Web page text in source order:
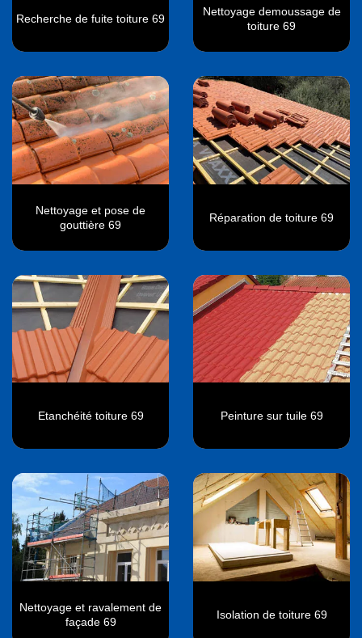
Recherche de fuite toiture 69
Nettoyage demoussage de
toiture 69
Nettoyage et pose de
gouttière 69
Réparation de toiture 69
Etanchéité toiture 69 Peinture sur tuile 69
Nettoyage et ravalement de
façade 69
Isolation de toiture 69